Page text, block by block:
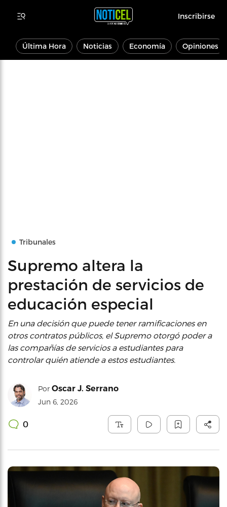
Inscribirse
Última Hora Noticias Economía Opiniones
Tribunales
Supremo altera la
prestación de servicios de
educación especial
En una decisión que puede tener ramificaciones en
otros contratos públicos, el Supremo otorgó poder a
las compañías de servicios a estudiantes para
controlar quién atiende a estos estudiantes.
Por Oscar J. Serrano
Jun 6, 2026
0